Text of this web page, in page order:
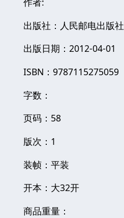
出版社：人民邮电出版社
出版日期：2012-04-01
ISBN：9787115275059
字数：
页码：58
版次：1
装帧：平装
开本：大32开
商品重量：